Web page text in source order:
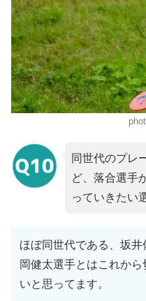
同世代のプレ
ど、落合選手
っていきたい
ほぼ同世代である、坂
岡健太選手とはこれか
いと思ってます。